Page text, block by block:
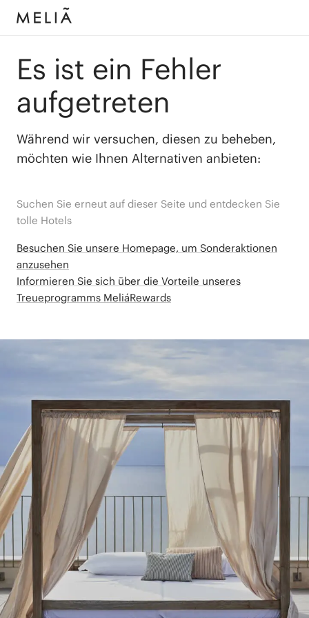
Es ist ein Fehler
aufgetreten
Während wir versuchen, diesen zu beheben,
möchten wie Ihnen Alternativen anbieten:
Suchen Sie erneut auf dieser Seite und entdecken Sie
tolle Hotels
Besuchen Sie unsere Homepage, um Sonderaktionen
anzusehen
Informieren Sie sich über die Vorteile unseres
Treueprogramms MeliáRewards